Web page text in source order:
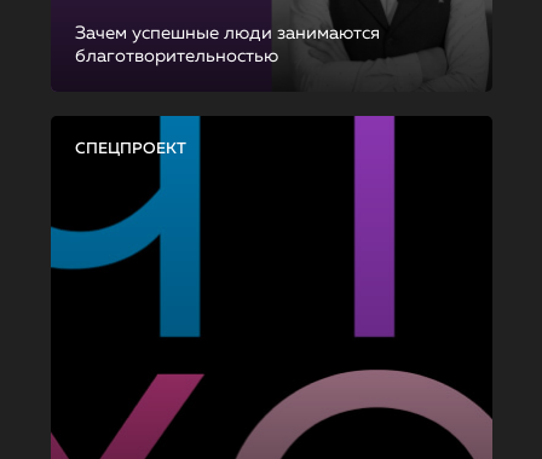
Зачем успешные люди занимаются
благотворительностью
СПЕЦПРОЕКТ